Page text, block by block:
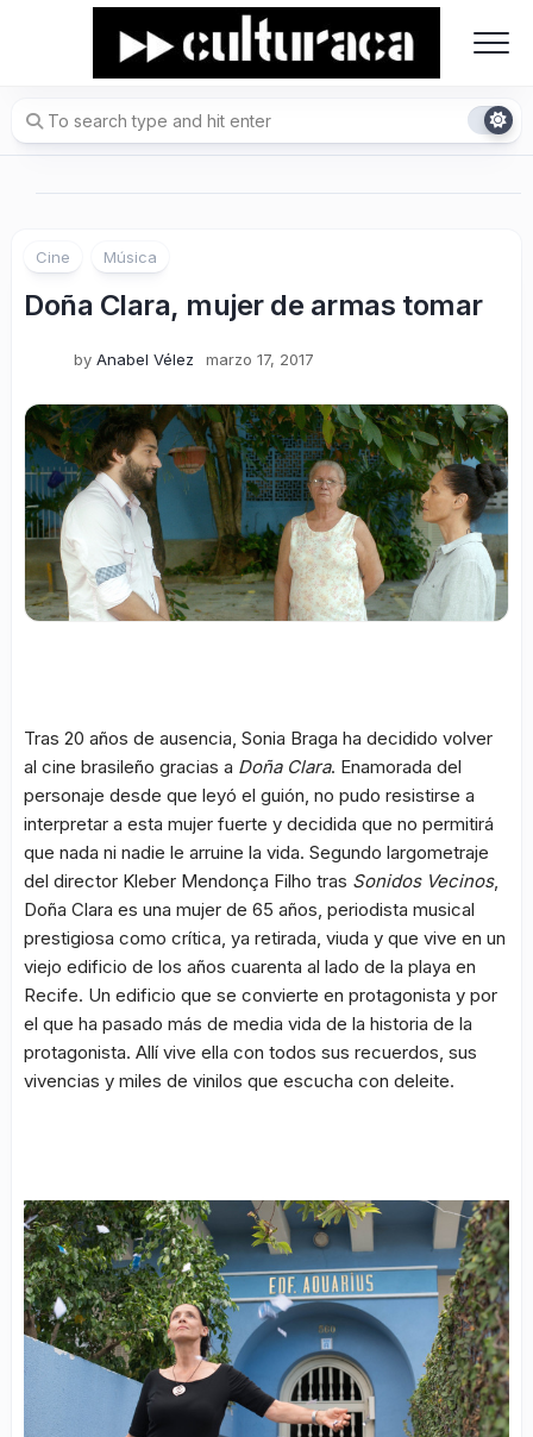
Cine Música
Doña Clara, mujer de armas tomar
by Anabel Vélez marzo 17, 2017
Tras 20 años de ausencia, Sonia Braga ha decidido volver
al cine brasileño gracias a Doña Clara. Enamorada del
personaje desde que leyó el guión, no pudo resistirse a
interpretar a esta mujer fuerte y decidida que no permitirá
que nada ni nadie le arruine la vida. Segundo largometraje
del director Kleber Mendonça Filho tras Sonidos Vecinos,
Doña Clara es una mujer de 65 años, periodista musical
prestigiosa como crítica, ya retirada, viuda y que vive en un
viejo edificio de los años cuarenta al lado de la playa en
Recife. Un edificio que se convierte en protagonista y por
el que ha pasado más de media vida de la historia de la
protagonista. Allí vive ella con todos sus recuerdos, sus
vivencias y miles de vinilos que escucha con deleite.